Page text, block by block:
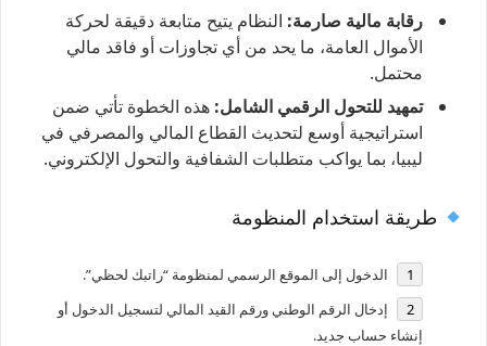
رقابة مالية صارمة: النظام يتيح متابعة دقيقة لحركة
الأموال العامة، ما يحد من أي تجاوزات أو فاقد مالي
محتمل.
تمهيد للتحول الرقمي الشامل: هذه الخطوة تأتي ضمن
استراتيجية أوسع لتحديث القطاع المالي والمصرفي في
ليبيا، بما يواكب متطلبات الشفافية والتحول الإلكتروني.
طريقة استخدام المنظومة
الدخول إلى الموقع الرسمي لمنظومة “راتبك لحظي”.
إدخال الرقم الوطني ورقم القيد المالي لتسجيل الدخول أو
إنشاء حساب جديد.